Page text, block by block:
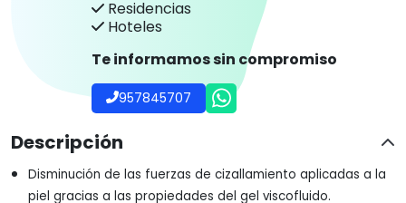
Residencias
Hoteles
Te informamos sin compromiso
957845707
Descripción
Disminución de las fuerzas de cizallamiento aplicadas a la
piel gracias a las propiedades del gel viscofluido.